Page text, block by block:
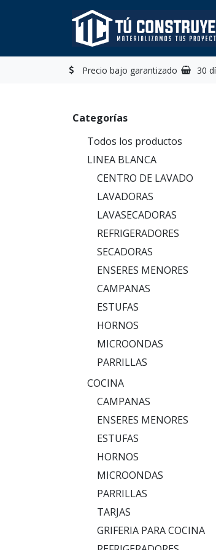
Precio bajo garantizado 30
Categorías
Todos los productos
LINEA BLANCA
CENTRO DE LAVADO
LAVADORAS
LAVASECADORAS
REFRIGERADORES
SECADORAS
ENSERES MENORES
CAMPANAS
ESTUFAS
HORNOS
MICROONDAS
PARRILLAS
COCINA
CAMPANAS
ENSERES MENORES
ESTUFAS
HORNOS
MICROONDAS
PARRILLAS
TARJAS
GRIFERIA PARA COCINA